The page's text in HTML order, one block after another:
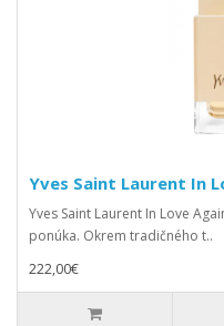
Yves Saint Laurent In
Yves Saint Laurent In Love
ponúka. Okrem tradičného t..
222,00€